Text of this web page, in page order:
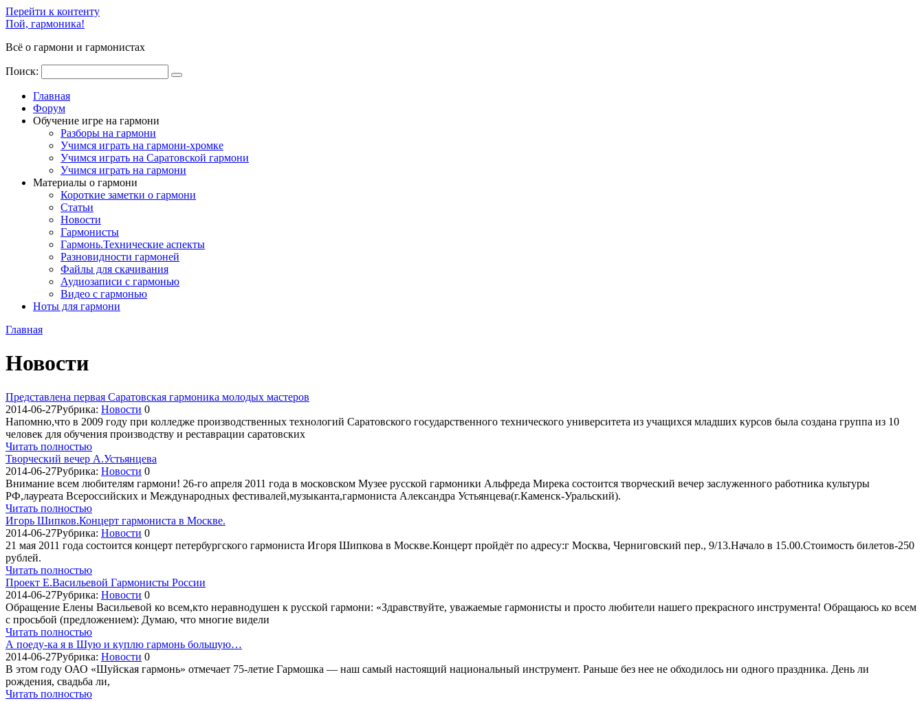
Перейти к контенту
Пой, гармоника!
Всё о гармони и гармонистах
Поиск:
Главная
Форум
Обучение игре на гармони
Разборы на гармони
Учимся играть на гармони-хромке
Учимся играть на Саратовской гармони
Учимся играть на гармони
Материалы о гармони
Короткие заметки о гармони
Cтатьи
Новости
Гармонисты
Гармонь.Технические аспекты
Разновидности гармоней
Файлы для скачивания
Аудиозаписи с гармонью
Видео с гармонью
Ноты для гармони
Главная
Новости
Представлена первая Саратовская гармоника молодых мастеров
2014-06-27Рубрика: Новости 0
Напомню,что в 2009 году при колледже производственных технологий Саратовского государственного технического университета из учащихся младших курсов была создана группа из 10
человек для обучения производству и реставрации саратовских
Читать полностью
Творческий вечер А.Устьянцева
2014-06-27Рубрика: Новости 0
Внимание всем любителям гармони! 26-го апреля 2011 года в московском Музее русской гармоники Альфреда Мирека состоится творческий вечер заслуженного работника культуры
РФ,лауреата Всероссийских и Международных фестивалей,музыканта,гармониста Александра Устьянцева(г.Каменск-Уральский).
Читать полностью
Игорь Шипков.Концерт гармониста в Москве.
2014-06-27Рубрика: Новости 0
21 мая 2011 года состоится концерт петербургского гармониста Игоря Шипкова в Москве.Концерт пройдёт по адресу:г Москва, Черниговский пер., 9/13.Начало в 15.00.Стоимость билетов-250
рублей.
Читать полностью
Проект Е.Васильевой Гармонисты России
2014-06-27Рубрика: Новости 0
Обращение Елены Васильевой ко всем,кто неравнодушен к русской гармони: «Здравствуйте, уважаемые гармонисты и просто любители нашего прекрасного инструмента! Обращаюсь ко всем
с просьбой (предложением): Думаю, что многие видели
Читать полностью
А поеду-ка я в Шую и куплю гармонь большую…
2014-06-27Рубрика: Новости 0
В этом году ОАО «Шуйская гармонь» отмечает 75-летие Гармошка — наш самый настоящий национальный инструмент. Раньше без нее не обходилось ни одного праздника. День ли
рождения, свадьба ли,
Читать полностью